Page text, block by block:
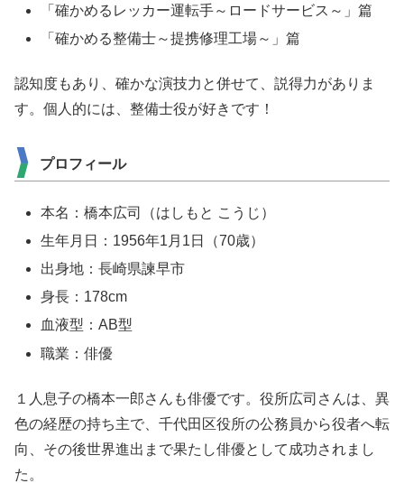
「確かめるレッカー運転手～ロードサービス～」篇
「確かめる整備士～提携修理工場～」篇
認知度もあり、確かな演技力と併せて、説得力がありま
す。個人的には、整備士役が好きです！
プロフィール
本名：橋本広司（はしもと こうじ）
生年月日：1956年1月1日（70歳）
出身地：長崎県諫早市
身長：178cm
血液型：AB型
職業：俳優
１人息子の橋本一郎さんも俳優です。役所広司さんは、異
色の経歴の持ち主で、千代田区役所の公務員から役者へ転
向、その後世界進出まで果たし俳優として成功されまし
た。